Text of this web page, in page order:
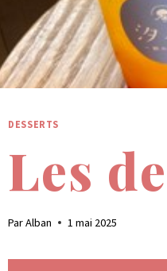
DESSERTS
Les
ParAlban 1 mai 2025